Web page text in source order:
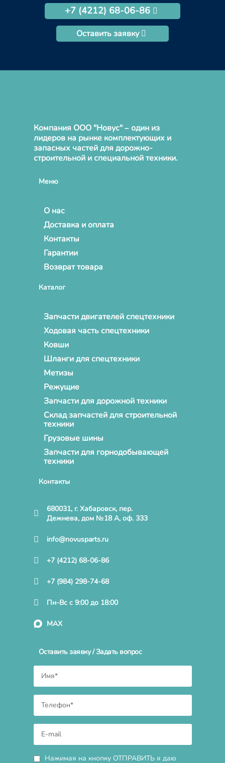
+7 (4212) 68-06-86
Оставить заявку
Компания ООО "Новус" – один из
лидеров на рынке комплектующих и
запасных частей для дорожно-
строительной и специальной техники.
Меню
О нас
Доставка и оплата
Контакты
Гарантии
Возврат товара
Каталог
Запчасти двигателей спецтехники
Ходовая часть спецтехники
Ковши
Шланги для спецтехники
Метизы
Режущие
Запчасти для дорожной техники
Склад запчастей для строительной
техники
Грузовые шины
Запчасти для горнодобывающей
техники
Контакты
680031, г. Хабаровск, пер.
Дежнева, дом №18 А, оф. 333
info@novusparts.ru
+7 (4212) 68-06-86
+7 (984) 298-74-68
Пн-Вс с 9:00 до 18:00
MAX
Оставить заявку / Задать вопрос
Нажимая на кнопку ОТПРАВИТЬ я даю